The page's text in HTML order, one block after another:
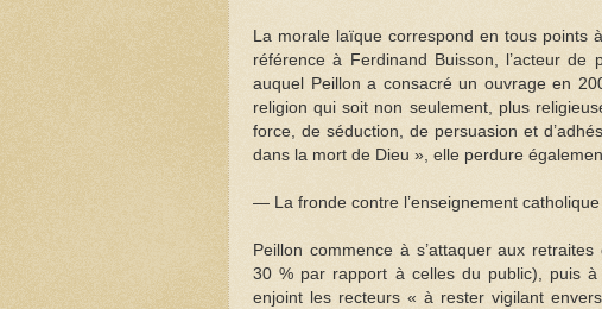
La morale laïque correspond en tous points
référence à Ferdinand Buisson, l’acteur de
auquel Peillon a consacré un ouvrage en
religion qui soit non seulement, plus
force, de séduction, de persuasion et
dans la mort de Dieu », elle perdure
— La fronde contre l’enseignement catholique
Peillon commence à s’attaquer aux
30 % par rapport à celles du public), puis
enjoint les recteurs « à rester vigilant